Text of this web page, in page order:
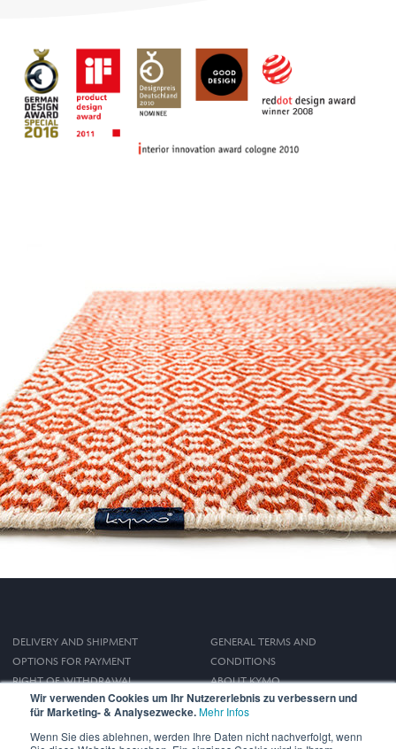
Wir verwenden Cookies um Ihr Nutzererlebnis zu verbessern und
für Marketing- & Analysezwecke.Mehr Infos
Wenn Sie dies ablehnen, werden Ihre Daten nicht nachverfolgt, wenn
DELIVERY AND SHIPMENT
OPTIONS FOR PAYMENT
RIGHT OF WITHDRAWAL
GENERAL TERMS AND
CONDITIONS
ABOUT KYMO
IMPRINT
PRIVACY POLICY